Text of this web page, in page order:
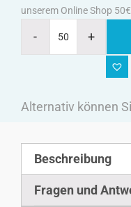
unserem Online Shop
Alternativ können
Beschreibung
Fragen und